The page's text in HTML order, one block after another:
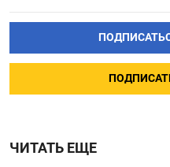
ЧИТАТЬ ЕЩЕ